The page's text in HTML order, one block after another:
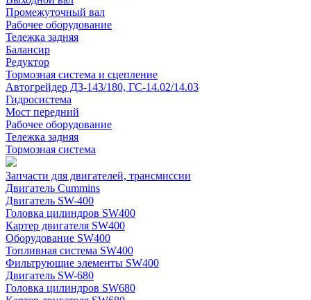
Промежуточный вал
Рабочее оборудование
Тележка задняя
Балансир
Редуктор
Тормозная система и сцепление
Автогрейдер ДЗ-143/180, ГС-14.02/14.03
Гидросистема
Мост передний
Рабочее оборудование
Тележка задняя
Тормозная система
Запчасти для двигателей, трансмиссии
Двигатель Cummins
Двигатель SW-400
Головка цилиндров SW400
Картер двигателя SW400
Оборудование SW400
Топливная система SW400
Фильтрующие элементы SW400
Двигатель SW-680
Головка цилиндров SW680